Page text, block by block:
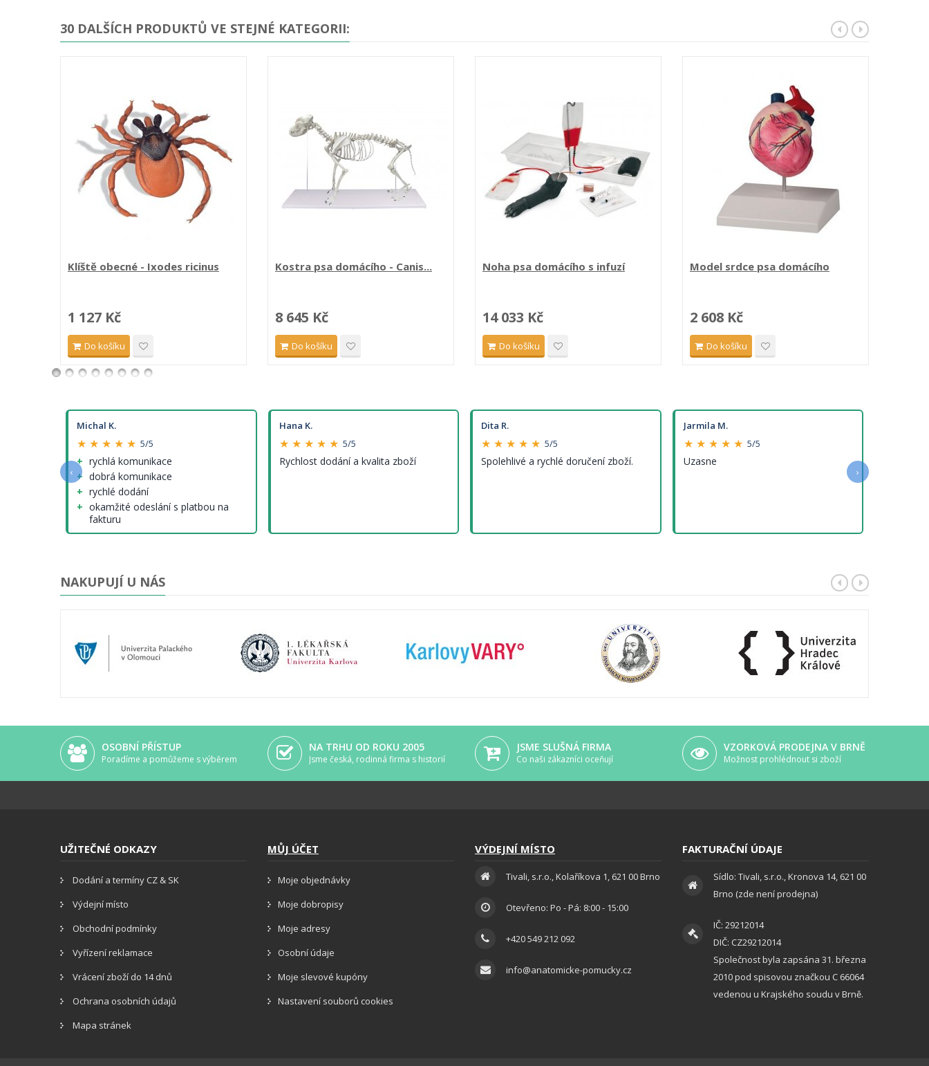
30 DALŠÍCH PRODUKTŮ VE STEJNÉ KATEGORII:
Klíště obecné - Ixodes ricinus
1 127 Kč
Do košíku
Kostra psa domácího - Canis...
8 645 Kč
Do košíku
Noha psa domácího s infuzí
14 033 Kč
Do košíku
Model srdce psa domácího
2 608 Kč
Do košíku
Michal K.
★ ★ ★ ★ ★ 5/5
rychlá komunikace
dobrá komunikace
rychlé dodání
okamžité odeslání s platbou na
fakturu
nenalezl jsem (tedy krom cen
Hana K.
★ ★ ★ ★ ★ 5/5
Rychlost dodání a kvalita zboží
Dita R.
★ ★ ★ ★ ★ 5/5
Spolehlivé a rychlé doručení zboží.
Jarmila M.
★ ★ ★ ★ ★ 5/5
Uzasne
‹ ›
NAKUPUJÍ U NÁS
OSOBNÍ PŘÍSTUP
Poradíme a pomůžeme s výběrem
NA TRHU OD ROKU 2005
Jsme česká, rodinná firma s historií
JSME SLUŠNÁ FIRMA
Co naši zákazníci oceňují
VZORKOVÁ PRODEJNA V BRNĚ
Možnost prohlédnout si zboží
UŽITEČNÉ ODKAZY
Dodání a termíny CZ & SK
Výdejní místo
Obchodní podmínky
Vyřízení reklamace
Vrácení zboží do 14 dnů
Ochrana osobních údajů
Mapa stránek
MŮJ ÚČET
Moje objednávky
Moje dobropisy
Moje adresy
Osobní údaje
Moje slevové kupóny
Nastavení souborů cookies
VÝDEJNÍ MÍSTO
Tivali, s.r.o., Kolaříkova 1, 621 00 Brno
Otevřeno: Po - Pá: 8:00 - 15:00
+420 549 212 092
info@anatomicke-pomucky.cz
FAKTURAČNÍ ÚDAJE
Sídlo: Tivali, s.r.o., Kronova 14, 621 00
Brno (zde není prodejna)
IČ: 29212014
DIČ: CZ29212014
Společnost byla zapsána 31. března
2010 pod spisovou značkou C 66064
vedenou u Krajského soudu v Brně.